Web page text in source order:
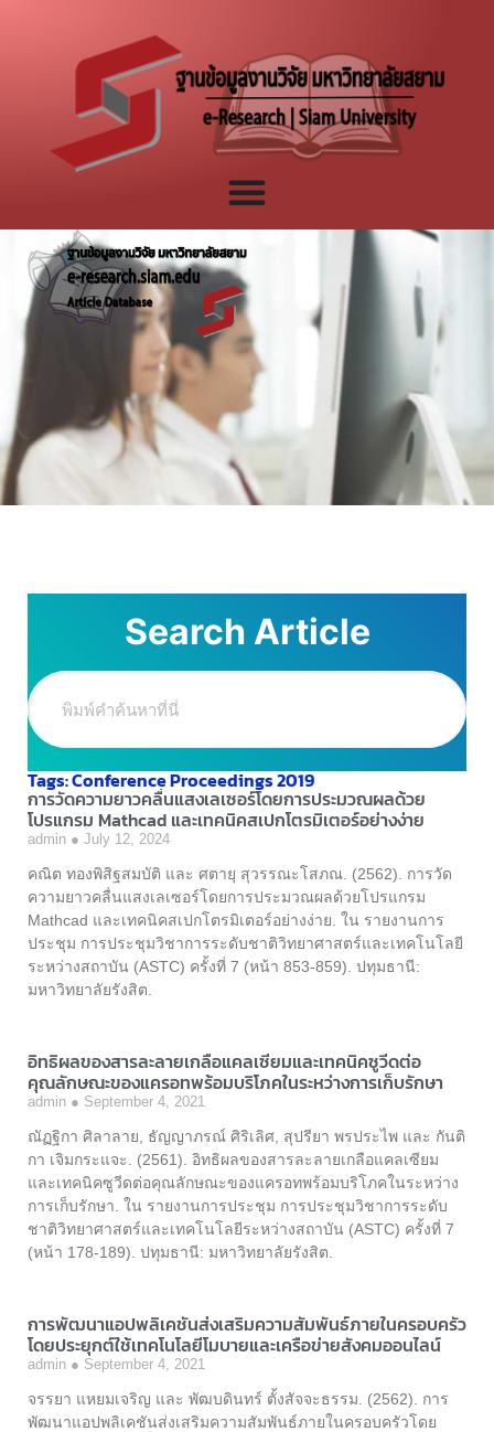
Search Article
Tags: Conference Proceedings 2019
การวัดความยาวคลื่นแสงเลเซอร์โดยการประมวณผลด้วย
โปรแกรม Mathcad และเทคนิคสเปกโตรมิเตอร์อย่างง่าย
admin July 12, 2024
คณิต ทองพิสิฐสมบัติ และ ศตายุ สุวรรณะโสภณ. (2562). การวัด
ความยาวคลื่นแสงเลเซอร์โดยการประมวณผลด้วยโปรแกรม
Mathcad และเทคนิคสเปกโตรมิเตอร์อย่างง่าย. ใน รายงานการ
ประชุม การประชุมวิชาการระดับชาติวิทยาศาสตร์และเทคโนโลยี
ระหว่างสถาบัน (ASTC) ครั้งที่ 7 (หน้า 853-859). ปทุมธานี:
มหาวิทยาลัยรังสิต.
อิทธิผลของสารละลายเกลือแคลเซียมและเทคนิคซูวีดต่อ
คุณลักษณะของแครอทพร้อมบริโภคในระหว่างการเก็บรักษา
admin September 4, 2021
ณัฏฐิกา ศิลาลาย, ธัญญาภรณ์ ศิริเลิศ, สุปรียา พรประไพ และ กันติ
กา เจิมกระแจะ. (2561). อิทธิผลของสารละลายเกลือแคลเซียม
และเทคนิคซูวีดต่อคุณลักษณะของแครอทพร้อมบริโภคในระหว่าง
การเก็บรักษา. ใน รายงานการประชุม การประชุมวิชาการระดับ
ชาติวิทยาศาสตร์และเทคโนโลยีระหว่างสถาบัน (ASTC) ครั้งที่ 7
(หน้า 178-189). ปทุมธานี: มหาวิทยาลัยรังสิต.
การพัฒนาแอปพลิเคชันส่งเสริมความสัมพันธ์ภายในครอบครัว
โดยประยุกต์ใช้เทคโนโลยีโมบายและเครือข่ายสังคมออนไลน์
admin September 4, 2021
จรรยา แหยมเจริญ และ พัฒบดินทร์ ตั้งสัจจะธรรม. (2562). การ
พัฒนาแอปพลิเคชันส่งเสริมความสัมพันธ์ภายในครอบครัวโดย